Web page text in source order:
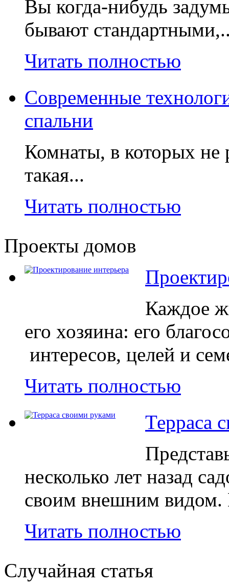
Вы когда-нибудь
бывают
Читать полностью
Современные
спальни
Комнаты, в которых не
такая...
Читать полностью
Проекты домов
Каждое
его хозяина: его
интересов, целей и
Читать полностью
Терраса
несколько лет назад
своим внешним
Читать полностью
Случайная статья